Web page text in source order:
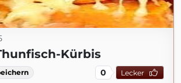
Kürbis
0 Lecker